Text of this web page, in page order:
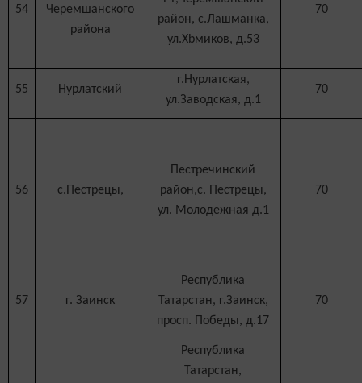
54
Черемшанского
района
район, с.Лашманка,
ул.Хbмиков, д.53
70
55 Нурлатский
г.Нурлатская,
ул.Заводская, д.1
70
56 с.Пестрецы,
Пестречинский
район,с. Пестрецы,
ул. Молодежная д.1
70
57 г. Заинск
Республика
Татарстан, г.Заинск,
просп. Победы, д.17
70
Республика
Татарстан,